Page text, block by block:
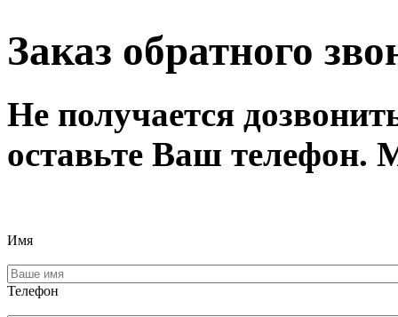
Заказ обратного
Не получается
оставьте Ваш
Имя
Телефон